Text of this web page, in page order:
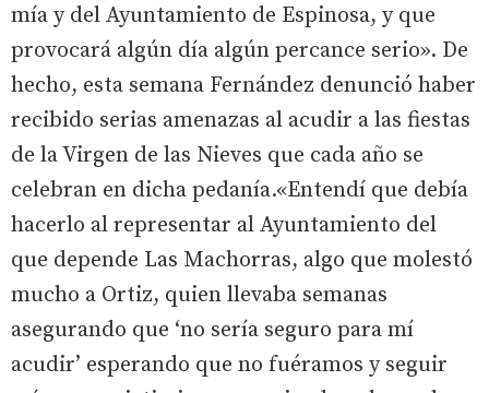
mía y del Ayuntamiento de Espinosa, y que
provocará algún día algún percance serio». De
hecho, esta semana Fernández denunció haber
recibido serias amenazas al acudir a las fiestas
de la Virgen de las Nieves que cada año se
celebran en dicha pedanía.«Entendí que debía
hacerlo al representar al Ayuntamiento del
que depende Las Machorras, algo que molestó
mucho a Ortiz, quien llevaba semanas
asegurando que ‘no sería seguro para mí
acudir’ esperando que no fuéramos y seguir